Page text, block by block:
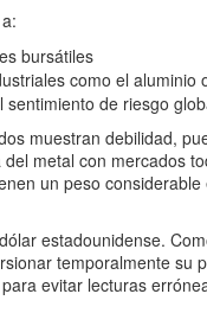
bursátiles
como el aluminio
de riesgo
muestran debilidad,
metal con mercados
un peso
estadounidense.
temporalmente su
evitar lecturas